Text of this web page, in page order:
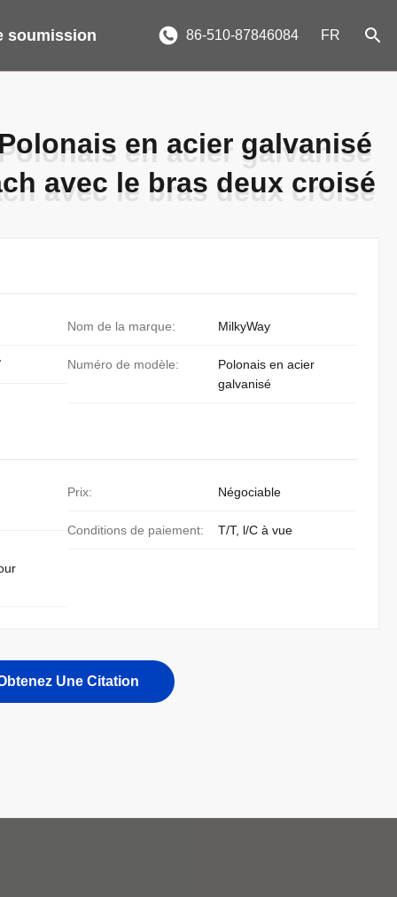
soumission 86-510-87846084 FR
en acier galvanisé
avec le bras deux croisé
en acier galvanisé
avec le bras deux croisé
Nom de la marque: MilkyWay
Numéro de modèle:
Polonais en acier
galvanisé
Prix: Négociable
Conditions de paiement: T/T, l/C à vue
Une Citation